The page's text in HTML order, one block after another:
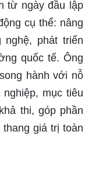
từ ngày đầu lập
cụ thể: nâng
phát triển
quốc tế. Ông
hành với nỗ
mục tiêu
thi, góp phần
giá trị toàn